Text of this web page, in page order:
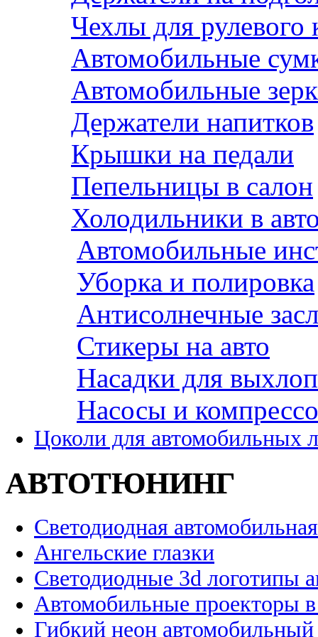
Чехлы для рулевого
Автомобильные
Автомобильные
Держатели напитков
Крышки на педали
Пепельницы в салон
Холодильники в
Автомобильные
Уборка и полировка
Антисолнечные
Стикеры на авто
Насадки для
Насосы и
Цоколи для автомобильных
АВТОТЮНИНГ
Светодиодная
Ангельские глазки
Светодиодные 3d логотипы
Автомобильные проекторы
Гибкий неон автомобильный